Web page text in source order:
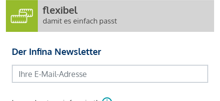
flexibel
damit es einfach passt
Der Infina Newsletter